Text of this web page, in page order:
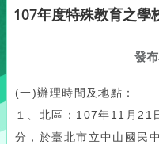
107年度特殊教育之學
發
(一)辦理時間及地點：
１、北區：107年11月21
分，於臺北市立中山國民